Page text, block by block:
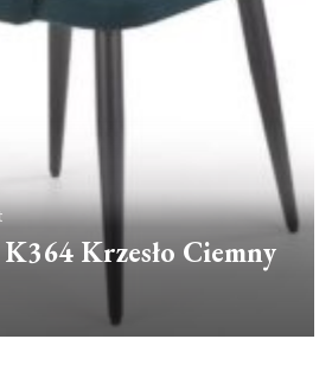
Krzesło Ciemny